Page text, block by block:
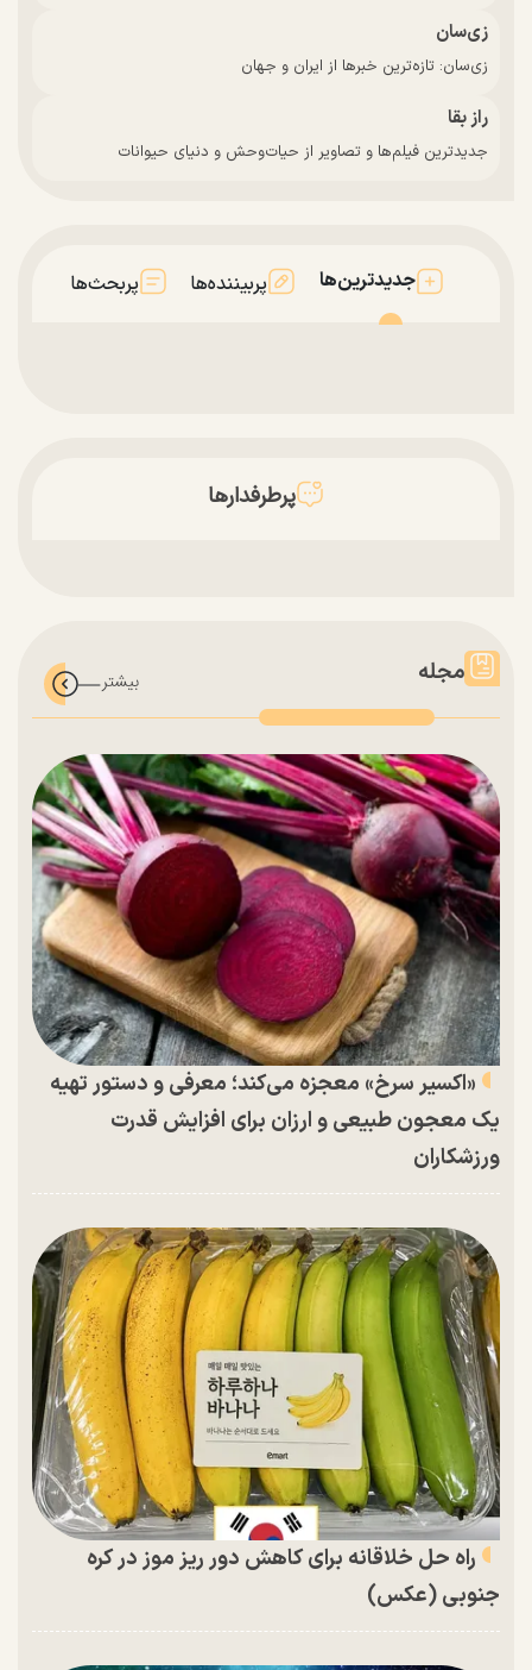
زی‌سان
زی‌سان: تازه‌ترین خبرها از ایران و جهان
راز بقا
جدیدترین فیلم‌ها و تصاویر از حیات‌وحش و دنیای حیوانات
جدیدترین‌ها پربیننده‌ها پربحث‌ها
پرطرفدارها
مجله
«اکسیر سرخ» معجزه می‌کند؛ معرفی و دستور تهیه
یک معجون طبیعی و ارزان برای افزایش قدرت
ورزشکاران
راه حل خلاقانه برای کاهش دور ریز موز در کره
جنوبی (عکس)